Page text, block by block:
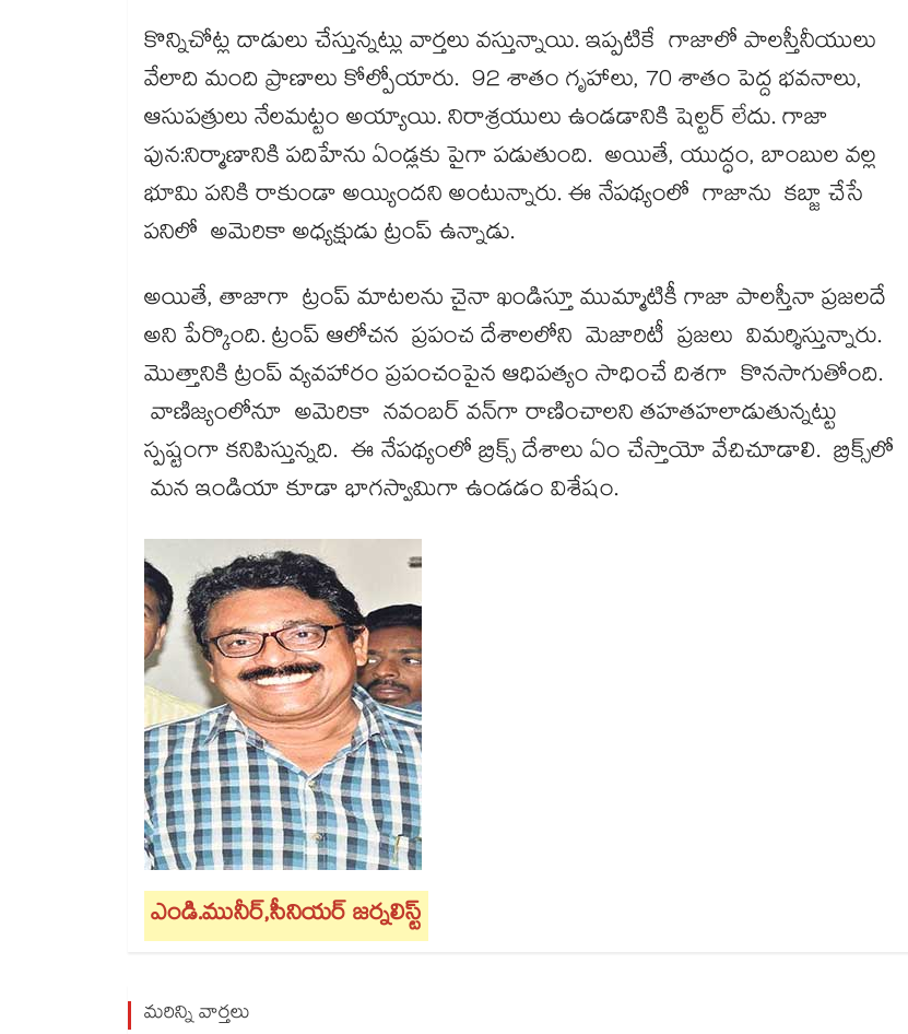
కొన్నిచోట్ల దాడులు చేస్తున్నట్లు వార్తలు వస్తున్నాయి. ఇప్పటికే గాజాలో పాలస్తీనీయులు
వేలాది మంది ప్రాణాలు కోల్పోయారు. 92 శాతం గృహాలు, 70 శాతం పెద్ద భవనాలు,
ఆసుపత్రులు నేలమట్టం అయ్యాయి. నిరాశ్రయులు ఉండడానికి షెల్టర్ లేదు. గాజా
పున:నిర్మాణానికి పదిహేను ఏండ్లకు పైగా పడుతుంది. అయితే, యుద్ధం, బాంబుల వల్ల
భూమి పనికి రాకుండా అయ్యిందని అంటున్నారు. ఈ నేపథ్యంలో గాజాను కబ్జా చేసే
పనిలో అమెరికా అధ్యక్షుడు ట్రంప్ ఉన్నాడు.
అయితే, తాజాగా ట్రంప్ మాటలను చైనా ఖండిస్తూ ముమ్మాటికీ గాజా పాలస్తీనా ప్రజలదే
అని పేర్కొంది. ట్రంప్ ఆలోచన ప్రపంచ దేశాలలోని మెజారిటీ ప్రజలు విమర్శిస్తున్నారు.
మొత్తానికి ట్రంప్ వ్యవహారం ప్రపంచంపైన ఆధిపత్యం సాధించే దిశగా కొనసాగుతోంది.
వాణిజ్యంలోనూ అమెరికా నవంబర్ వన్⁬గా రాణించాలని తహతహలాడుతున్నట్టు
స్పష్టంగా కనిపిస్తున్నది. ఈ నేపథ్యంలో బ్రిక్స్ దేశాలు ఏం చేస్తాయో వేచిచూడాలి. బ్రిక్స్​లో
మన ఇండియా కూడా భాగస్వామిగా ఉండడం విశేషం.
ఎండి.మునీర్,సీనియర్ జర్నలిస్ట్
మరిన్ని వార్తలు